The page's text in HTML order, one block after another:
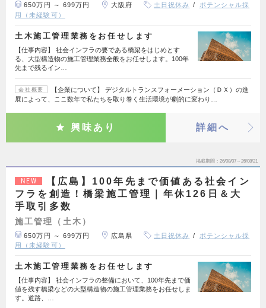
650万円 ～ 699万円 大阪府 土日祝休み
ポテンシャル採
用（未経験可）
土木施工管理業務をお任せします
【仕事内容】 社会インフラの要である橋梁をはじめとす
る、大型構造物の施工管理業務全般をお任せします。100年
先まで残るイン…
会社概要
【企業について】 デジタルトランスフォーメーション（ＤＸ）の進
展によって、ここ数年で私たちを取り巻く生活環境が劇的に変わり…
興味あり 詳細へ
掲載期間 26/08/07～26/08/21
NEW
【広島】100年先まで価値ある社会イン
フラを創造！橋梁施工管理｜年休126日＆大
手取引多数
施工管理（土木）
650万円 ～ 699万円 広島県 土日祝休み
ポテンシャル採
用（未経験可）
土木施工管理業務をお任せします
【仕事内容】 社会インフラの整備において、100年先まで価
値を残す橋梁などの大型構造物の施工管理業務をお任せしま
す。道路、…